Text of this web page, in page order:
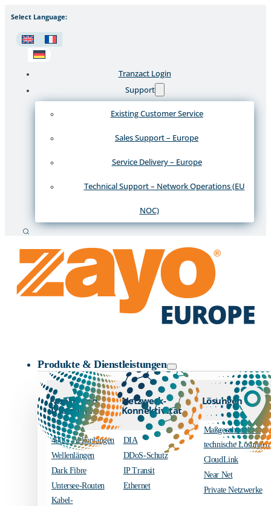
Select Language:
Tranzact Login
Support
Existing Customer Service
Sales Support – Europe
Service Delivery – Europe
Technical Support – Network Operations (EU
NOC)
Suche
Produkte & Dienstleistungen
Fasern und
Transport
400G Wellenlängen
Wellenlängen
Dark Fibre
Untersee-Routen
Kabel-
Netzwerk-
Konnektivität
DIA
DDoS-Schutz
IP Transit
Ethernet
Lösungen
Maßgeschneiderte
technische Lösungen
CloudLink
Near Net
Private Netzwerke